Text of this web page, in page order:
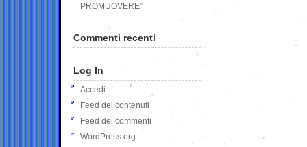
PROMUOVERE”
Commenti recenti
Log In
Accedi
Feed dei contenuti
Feed dei commenti
WordPress.org